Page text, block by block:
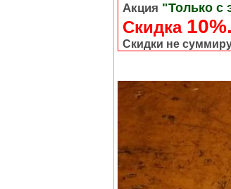
Акция "Только с
Скидка 10%.
Скидки не